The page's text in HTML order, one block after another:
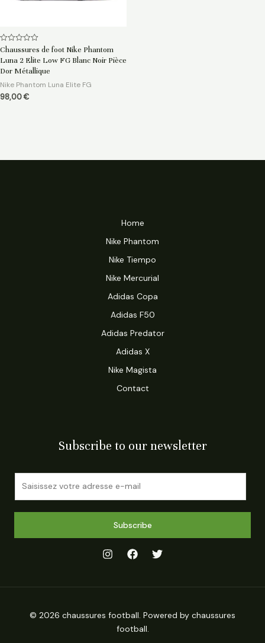
Note
sur
5
Chaussures de foot Nike Phantom
Luna 2 Elite Low FG Blanc Noir Pièce
Dor Métallique
Nike Phantom Luna Elite FG
98,00€
Home
Nike Phantom
Nike Tiempo
Nike Mercurial
Adidas Copa
Adidas F50
Adidas Predator
Adidas X
Nike Magista
Contact
Subscribe to our newsletter
Subscribe
© 2026 chaussures football. Powered by chaussures
football.